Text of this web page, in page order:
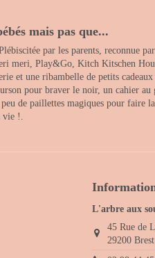
mais pas que...
par les parents, reconnue
meri, Play&Go, Kitch Kitschen
et une ribambelle de petits
pour braver le noir, un cahier au
de paillettes magiques pour faire
!.
L'arbre aux
45 Rue de
29200 Brest